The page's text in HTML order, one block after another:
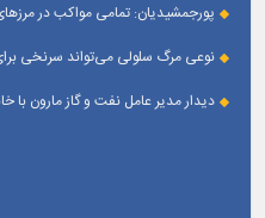
پورجمشیدیان: تمامی مواکب در
نوعی مرگ سلولی می‌تواند سرنخی
دیدار مدیر عامل نفت و گاز مارون با